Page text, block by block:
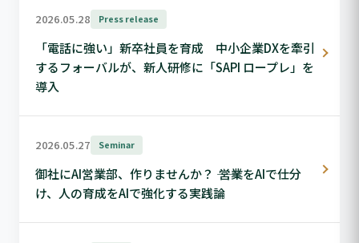
2026.05.28 Press release
「電話に強い」新卒社員を育成 中小企業DXを牽引
するフォーバルが、新人研修に「SAPI ロープレ」を
導入
2026.05.27 Seminar
御社にAI営業部、作りませんか？ ―― 営業をAIで仕分
け、人の育成をAIで強化する実践論